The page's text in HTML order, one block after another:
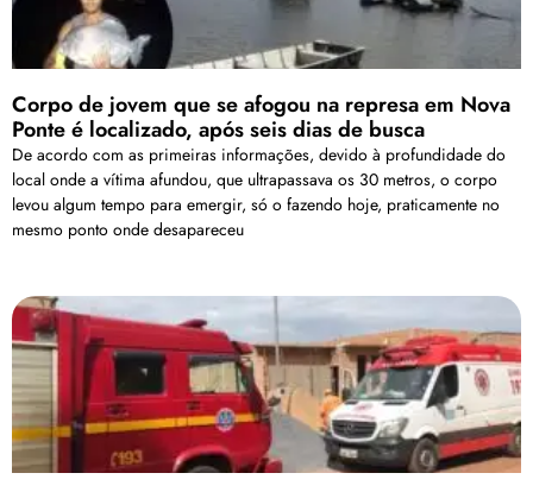
Corpo de jovem que se afogou na represa em Nova
Ponte é localizado, após seis dias de busca
De acordo com as primeiras informações, devido à profundidade do
local onde a vítima afundou, que ultrapassava os 30 metros, o corpo
levou algum tempo para emergir, só o fazendo hoje, praticamente no
mesmo ponto onde desapareceu